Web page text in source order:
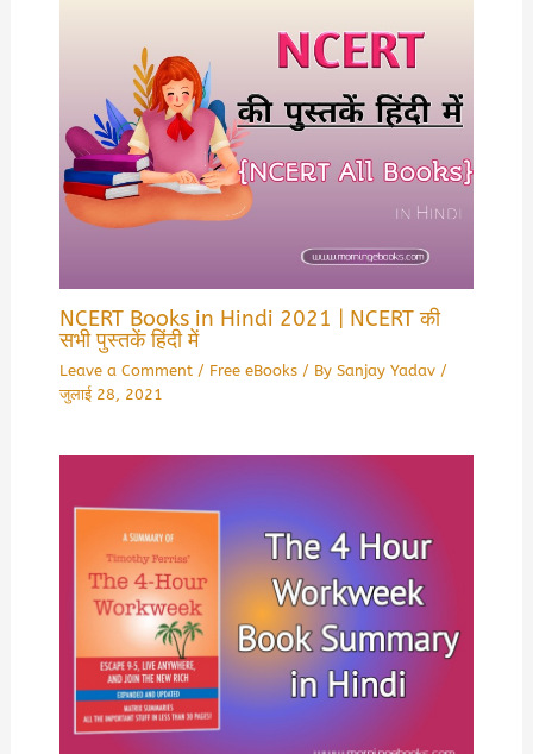
NCERT Books in Hindi 2021 | NCERT की
सभी पुस्तकें हिंदी में
Leave a Comment / Free eBooks/ By Sanjay Yadav /
जुलाई 28, 2021